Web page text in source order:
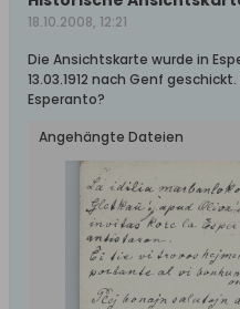
18.10.2008, 12:21
Die Ansichtskarte wurde in
13.03.1912 nach Genf
Esperanto?
Angehängte Dateien